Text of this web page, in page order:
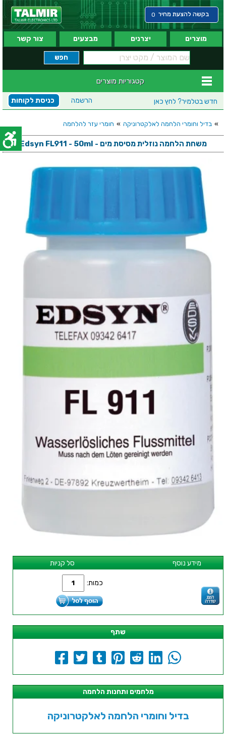
בקשה להצעת מחיר 0
מוצרים יצרנים מבצעים צור קשר
קטגוריות מוצרים
חדש בטלמיר? לחץ כאן כניסת לקוחות הרשמה
» בדיל וחומרי הלחמה לאלקטרוניקה » חומרי עזר להלחמה
משחת הלחמה נוזלית מסיסת מים - Edsyn FL911 - 50ml
סל קניות מידע נוסף
כמות:
שתף
מלחמים ותחנות הלחמה
בדיל וחומרי הלחמה לאלקטרוניקה